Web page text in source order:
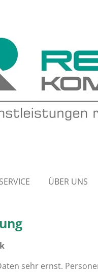
ÜBER UNS
sehr ernst.